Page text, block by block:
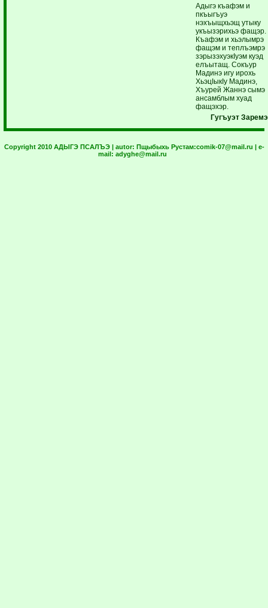
Адыгэ къафэм и
пкъыгъуэ
нэхъыщхьэщ утыку
укъызэрихьэ фащэр.
Къафэм и хьэлымрэ
фащэм и теплъэмрэ
зэрызэхуэкIуэм куэд
елъытащ. Сокъур
Мадинэ игу ирохь
ХьэцIыкIу Мадинэ,
Хъурей Жаннэ сымэ
ансамблым хуад
фащэхэр.
Гугъуэт
Copyright 2010 АДЫГЭ ПСАЛЪЭ | autor: Пщыбыхь Рустам:comik-07@mail.ru | e-
mail: adyghe@mail.ru